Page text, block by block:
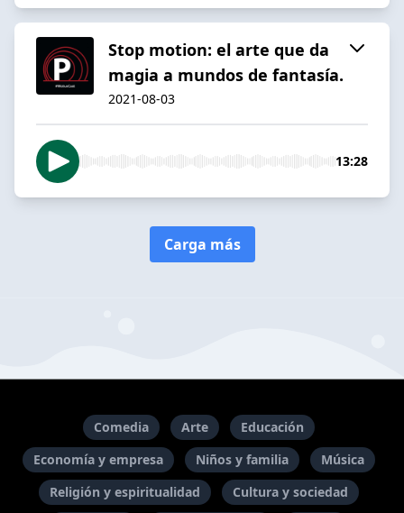
Stop motion: el arte que da
magia a mundos de fantasía.
2021-08-03
13:28
Carga más
Comedia Arte
Educación
Economía y empresa
Niños y familia
Música
Religión y espiritualidad
Cultura y sociedad